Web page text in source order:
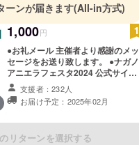
ーンが届きます(All-in方式)
1,000円
●お礼メール 主催者より感謝のメッ
セージをお送り致します。 ●ナガノ
アニエラフェスタ2024 公式サイト
へのお名前掲載 ※掲載可能な方はお
名前(またはニックネーム)を10文字
以内で備考欄へご記入下さい。 ※掲
お名前でお願い致します。
支援者：232人
お届け予定：2025年02月
リターンを選択する